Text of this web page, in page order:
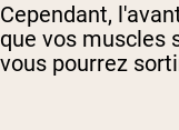
Cependant,
que vos muscles
vous pourrez